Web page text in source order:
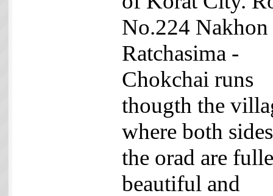
No.224 Nakhon
Ratchasima -
Chokchai runs
thougth the
where both
the orad are
beautiful and